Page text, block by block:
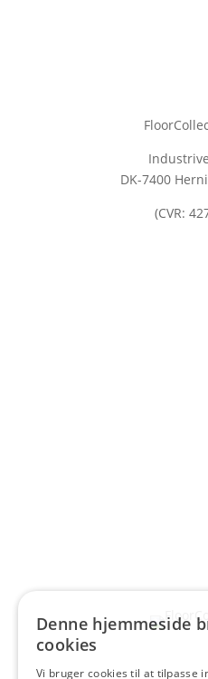
DK-7400
(CVR:
Denne hjemmeside
cookies
Vi bruger cookies til at tilpasse